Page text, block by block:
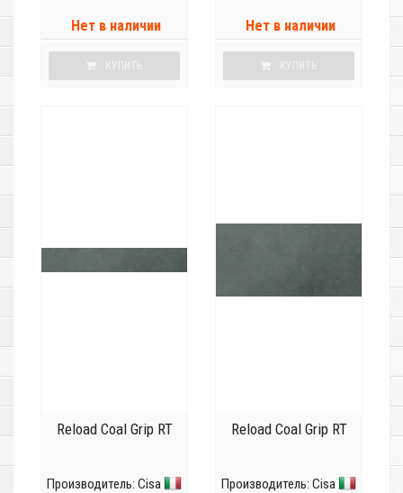
Нет в наличии
КУПИТЬ
Нет в наличии
КУПИТЬ
Reload Coal Grip RT
Производитель: Cisa
Reload Coal Grip RT
Производитель: Cisa